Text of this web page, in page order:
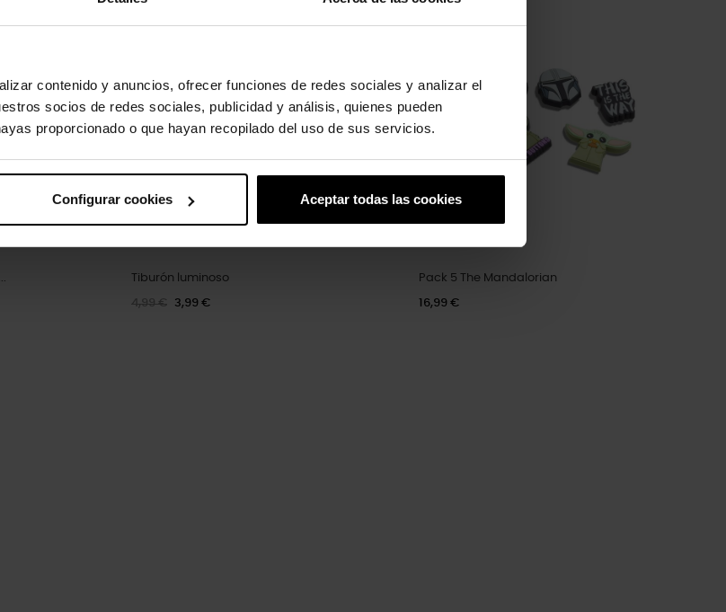
contenido y anuncios, ofrecer funciones de redes sociales y analizar el
socios de redes sociales, publicidad y análisis, quienes pueden
proporcionado o que hayan recopilado del uso de sus servicios.
Configurar cookies Aceptar todas las cookies
-20%
Tiburón luminoso
4,99 € 3,99 €
Pack 5 The Mandalorian
16,99 €